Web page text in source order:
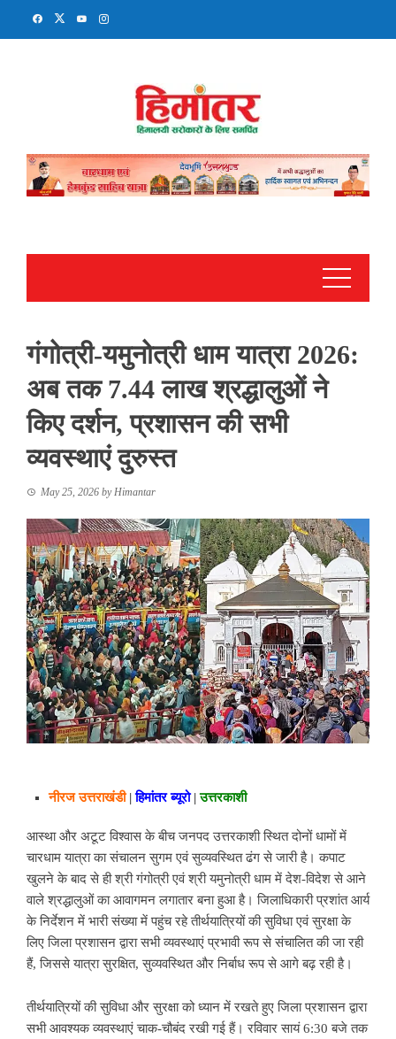
गंगोत्री-यमुनोत्री धाम यात्रा 2026:
अब तक 7.44 लाख श्रद्धालुओं ने
किए दर्शन, प्रशासन की सभी
व्यवस्थाएं दुरुस्त
May 25, 2026 byHimantar
नीरज उत्तराखंडी|हिमांतर ब्यूरो|उत्तरकाशी
आस्था और अटूट विश्वास के बीच जनपद उत्तरकाशी स्थित दोनों धामों में
चारधाम यात्रा का संचालन सुगम एवं सुव्यवस्थित ढंग से जारी है। कपाट
खुलने के बाद से ही श्री गंगोत्री एवं श्री यमुनोत्री धाम में देश-विदेश से आने
वाले श्रद्धालुओं का आवागमन लगातार बना हुआ है। जिलाधिकारी प्रशांत आर्य
के निर्देशन में भारी संख्या में पहुंच रहे तीर्थयात्रियों की सुविधा एवं सुरक्षा के
लिए जिला प्रशासन द्वारा सभी व्यवस्थाएं प्रभावी रूप से संचालित की जा रही
हैं, जिससे यात्रा सुरक्षित, सुव्यवस्थित और निर्बाध रूप से आगे बढ़ रही है।
तीर्थयात्रियों की सुविधा और सुरक्षा को ध्यान में रखते हुए जिला प्रशासन द्वारा
सभी आवश्यक व्यवस्थाएं चाक-चौबंद रखी गई हैं। रविवार सायं 6:30 बजे तक